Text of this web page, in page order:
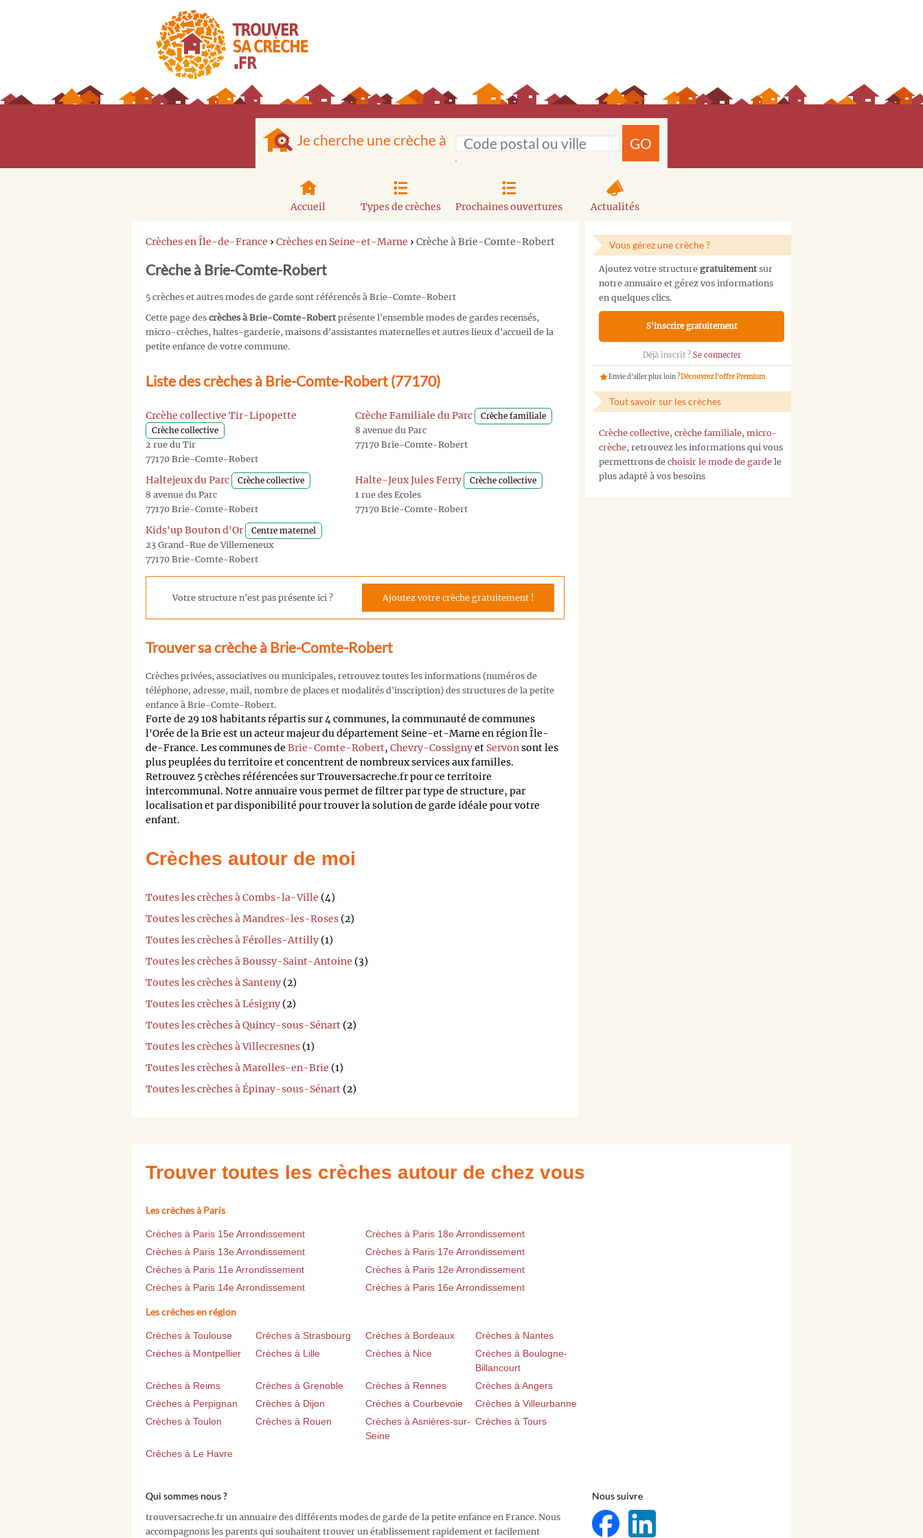
Je cherche une crèche à GO
Accueil Types de crèches Prochaines ouvertures Actualités
Crèches en Île-de-France › Crèches en Seine-et-Marne › Crèche à Brie-Comte-Robert
Crèche à Brie-Comte-Robert
5 crèches et autres modes de garde sont référencés à Brie-Comte-Robert
Cette page des crèches à Brie-Comte-Robertprésente l'ensemble modes de gardes recensés,
micro-crèches, haltes-garderie, maisons d'assistantes maternelles et autres lieux d'accueil de la
petite enfance de votre commune.
Liste des crèches à Brie-Comte-Robert (77170)
Crcèhe collective Tir-Lipopette
Crèche collective
2 rue du Tir
77170 Brie-Comte-Robert
Crèche Familiale du Parc Crèche familiale
8 avenue du Parc
77170 Brie-Comte-Robert
Haltejeux du Parc Crèche collective
8 avenue du Parc
77170 Brie-Comte-Robert
Halte-Jeux Jules Ferry Crèche collective
1 rue des Ecoles
77170 Brie-Comte-Robert
Kids'up Bouton d'Or Centre maternel
23 Grand-Rue de Villemeneux
77170 Brie-Comte-Robert
Votre structure n'est pas présente ici ? Ajoutez votre crèche gratuitement !
Trouver sa crèche à Brie-Comte-Robert
Crèches privées, associatives ou municipales, retrouvez toutes les informations (numéros de
téléphone, adresse, mail, nombre de places et modalités d'inscription) des structures de la petite
enfance à Brie-Comte-Robert.
Forte de 29 108 habitants répartis sur 4 communes, la communauté de communes
l'Orée de la Brie est un acteur majeur du département Seine-et-Marne en région Île-
de-France. Les communes de Brie-Comte-Robert, Chevry-Cossignyet Servonsont les
plus peuplées du territoire et concentrent de nombreux services aux familles.
Retrouvez 5 crèches référencées sur Trouversacreche.fr pour ce territoire
intercommunal. Notre annuaire vous permet de filtrer par type de structure, par
localisation et par disponibilité pour trouver la solution de garde idéale pour votre
enfant.
Crèches autour de moi
Toutes les crèches à Combs-la-Ville (4)
Toutes les crèches à Mandres-les-Roses (2)
Toutes les crèches à Férolles-Attilly (1)
Toutes les crèches à Boussy-Saint-Antoine (3)
Toutes les crèches à Santeny (2)
Toutes les crèches à Lésigny (2)
Toutes les crèches à Quincy-sous-Sénart (2)
Toutes les crèches à Villecresnes (1)
Toutes les crèches à Marolles-en-Brie (1)
Toutes les crèches à Épinay-sous-Sénart (2)
Vous gérez une crèche ?
Ajoutez votre structure gratuitementsur
notre annuaire et gérez vos informations
en quelques clics.
S'inscrire gratuitement
Déjà inscrit ? Se connecter
Envie d'aller plus loin ?Découvrez l'offre Premium
Tout savoir sur les crèches
Crèche collective, crèche familiale, micro-
crèche, retrouvez les informations qui vous
permettrons de choisir le mode de garde le
plus adapté à vos besoins
Trouver toutes les crèches autour de chez vous
Les crèches à Paris
Crèches à Paris 15e Arrondissement
Crèches à Paris 18e Arrondissement
Crèches à Paris 13e Arrondissement
Crèches à Paris 17e Arrondissement
Crèches à Paris 11e Arrondissement
Crèches à Paris 12e Arrondissement
Crèches à Paris 14e Arrondissement
Crèches à Paris 16e Arrondissement
Les crèches en région
Crèches à Toulouse Crèches à Strasbourg Crèches à Bordeaux
Crèches à Nantes
Crèches à Montpellier
Crèches à Lille Crèches à Nice
Crèches à Boulogne-
Billancourt
Crèches à Reims
Crèches à Grenoble Crèches à Rennes
Crèches à Angers
Crèches à Perpignan
Crèches à Dijon Crèches à Courbevoie
Crèches à Villeurbanne
Crèches à Toulon
Crèches à Rouen
Crèches à Asnières-sur-
Seine
Crèches à Tours
Crèches à Le Havre
Qui sommes nous ?
trouversacreche.fr un annuaire des différents modes de garde de la petite enfance en France. Nous
accompagnons les parents qui souhaitent trouver un établissement rapidement et facilement
Nous suivre